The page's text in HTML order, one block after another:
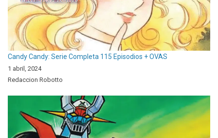
Candy Candy: Serie Completa 115 Episodios + OVAS
1 abril, 2024
Redaccion Robotto